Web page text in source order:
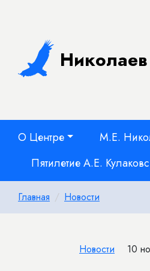
О Центре М.Е.
Пятилетие А.Е.
Главная Новости
Новости 10